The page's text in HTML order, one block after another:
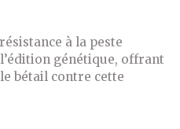
à la peste
génétique, offrant
bétail contre cette